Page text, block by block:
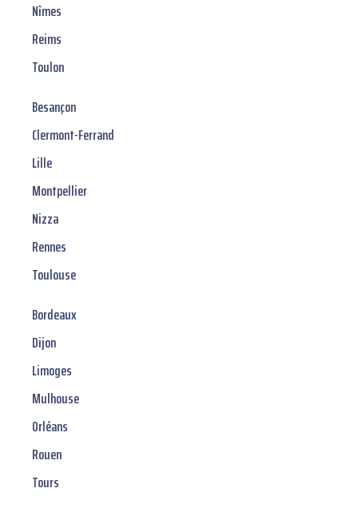
Nîmes
Reims
Toulon
Besançon
Clermont-Ferrand
Lille
Montpellier
Nizza
Rennes
Toulouse
Bordeaux
Dijon
Limoges
Mulhouse
Orléans
Rouen
Tours